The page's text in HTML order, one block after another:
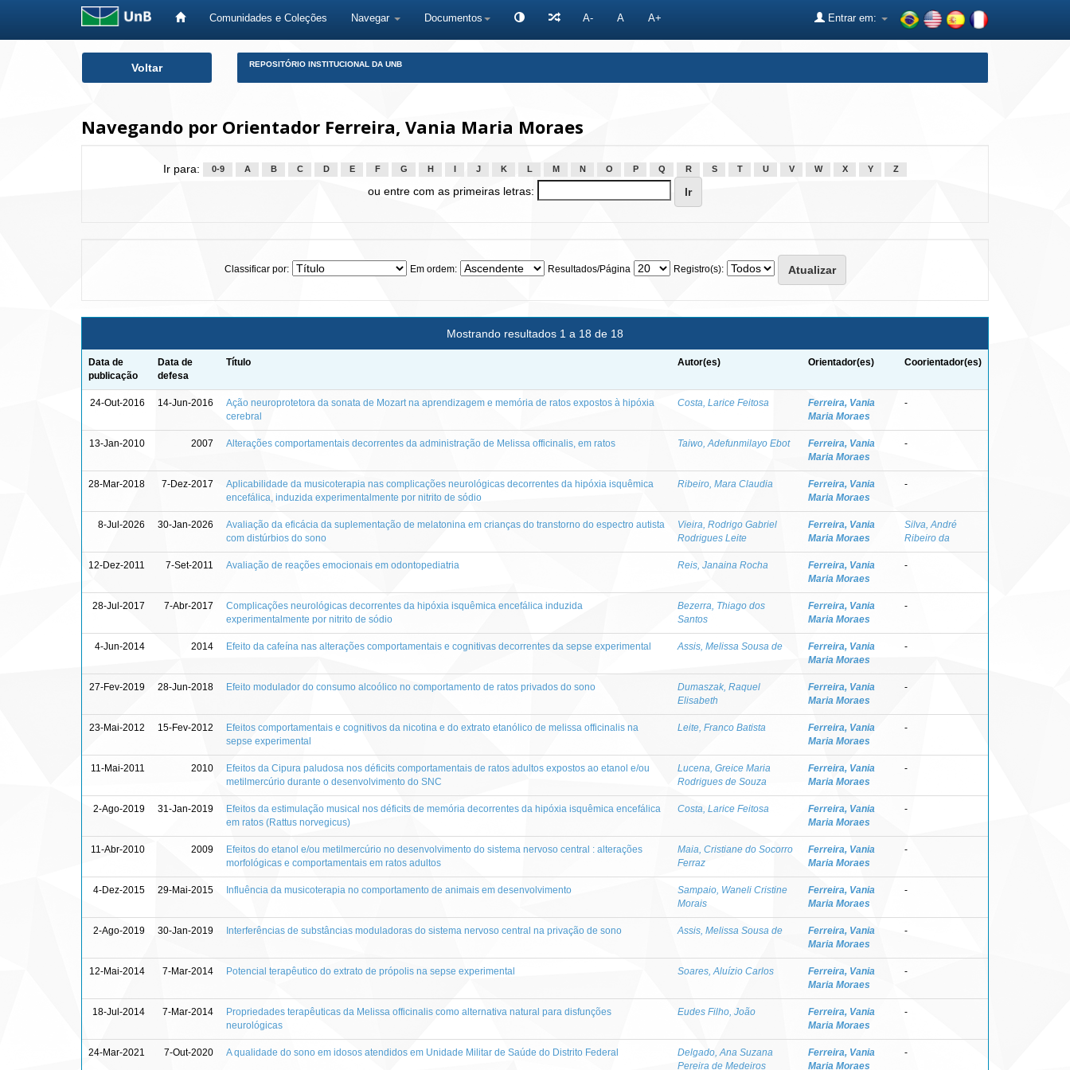
Comunidades e Coleções Navegar Documentos A- A A+ Entrar em:
Voltar REPOSITÓRIO INSTITUCIONAL DA UNB
Navegando por Orientador Ferreira, Vania Maria Moraes
Ir para: 0-9 A B C D E F G H J K L M N O P Q R S T U V W X Y Z
ou entre com as primeiras letras:
Classificar por: Em ordem: Resultados/Página Registro(s):
Mostrando resultados 1 a 18 de 18
Data de
publicação
Data de
defesa
Título Autor(es) Orientador(es) Coorientador(es)
24-Out-2016 14-Jun-2016
Ação neuroprotetora da sonata de Mozart na aprendizagem e memória de ratos expostos à hipóxia
cerebral
Costa, Larice Feitosa
Ferreira, Vania
Maria Moraes
-
13-Jan-2010 2007 Alterações comportamentais decorrentes da administração de Melissa officinalis, em ratos Taiwo, Adefunmilayo Ebot
Ferreira, Vania
Maria Moraes
-
28-Mar-2018 7-Dez-2017
Aplicabilidade da musicoterapia nas complicações neurológicas decorrentes da hipóxia isquêmica
encefálica, induzida experimentalmente por nitrito de sódio
Ribeiro, Mara Claudia
Ferreira, Vania
Maria Moraes
-
8-Jul-2026 30-Jan-2026
Avaliação da eficácia da suplementação de melatonina em crianças do transtorno do espectro autista
com distúrbios do sono
Vieira, Rodrigo Gabriel
Rodrigues Leite
Ferreira, Vania
Maria Moraes
Silva, André
Ribeiro da
12-Dez-2011 7-Set-2011 Avaliação de reações emocionais em odontopediatria Reis, Janaina Rocha
Ferreira, Vania
Maria Moraes
-
28-Jul-2017 7-Abr-2017
Complicações neurológicas decorrentes da hipóxia isquêmica encefálica induzida
experimentalmente por nitrito de sódio
Bezerra, Thiago dos
Santos
Ferreira, Vania
Maria Moraes
-
4-Jun-2014 2014 Efeito da cafeína nas alterações comportamentais e cognitivas decorrentes da sepse experimental Assis, Melissa Sousa de
Ferreira, Vania
Maria Moraes
-
27-Fev-2019 28-Jun-2018 Efeito modulador do consumo alcoólico no comportamento de ratos privados do sono
Dumaszak, Raquel
Elisabeth
Ferreira, Vania
Maria Moraes
-
23-Mai-2012 15-Fev-2012
Efeitos comportamentais e cognitivos da nicotina e do extrato etanólico de melissa officinalis na
sepse experimental
Leite, Franco Batista
Ferreira, Vania
Maria Moraes
-
11-Mai-2011 2010
Efeitos da Cipura paludosa nos déficits comportamentais de ratos adultos expostos ao etanol e/ou
metilmercúrio durante o desenvolvimento do SNC
Lucena, Greice Maria
Rodrigues de Souza
Ferreira, Vania
Maria Moraes
-
2-Ago-2019 31-Jan-2019
Efeitos da estimulação musical nos déficits de memória decorrentes da hipóxia isquêmica encefálica
em ratos (Rattus norvegicus)
Costa, Larice Feitosa
Ferreira, Vania
Maria Moraes
-
11-Abr-2010 2009
Efeitos do etanol e/ou metilmercúrio no desenvolvimento do sistema nervoso central : alterações
morfológicas e comportamentais em ratos adultos
Maia, Cristiane do Socorro
Ferraz
Ferreira, Vania
Maria Moraes
-
4-Dez-2015 29-Mai-2015 Influência da musicoterapia no comportamento de animais em desenvolvimento
Sampaio, Waneli Cristine
Morais
Ferreira, Vania
Maria Moraes
-
2-Ago-2019 30-Jan-2019 Interferências de substâncias moduladoras do sistema nervoso central na privação de sono Assis, Melissa Sousa de
Ferreira, Vania
Maria Moraes
-
12-Mai-2014 7-Mar-2014 Potencial terapêutico do extrato de própolis na sepse experimental Soares, Aluízio Carlos
Ferreira, Vania
Maria Moraes
-
18-Jul-2014 7-Mar-2014
Propriedades terapêuticas da Melissa officinalis como alternativa natural para disfunções
neurológicas
Eudes Filho, João
Ferreira, Vania
Maria Moraes
-
24-Mar-2021 7-Out-2020 A qualidade do sono em idosos atendidos em Unidade Militar de Saúde do Distrito Federal
Delgado, Ana Suzana
Pereira de Medeiros
Ferreira, Vania
Maria Moraes
-